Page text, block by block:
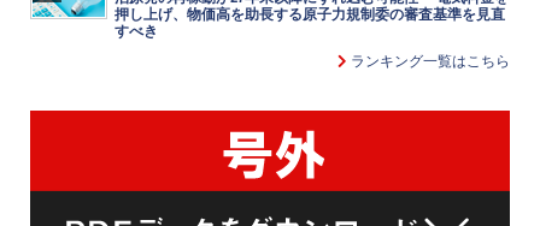
押し上げ、物価高を助長する原子力規制委の審査基準を見直
すべき
ランキング一覧はこちら